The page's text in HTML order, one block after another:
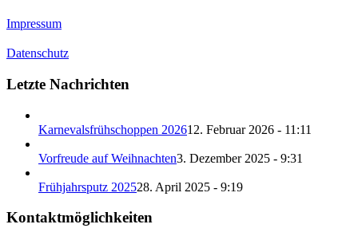
Impressum
Datenschutz
Letzte Nachrichten
Karnevalsfrühschoppen 202612. Februar 2026 - 11:11
Vorfreude auf Weihnachten3. Dezember 2025 - 9:31
Frühjahrsputz 202528. April 2025 - 9:19
Kontaktmöglichkeiten